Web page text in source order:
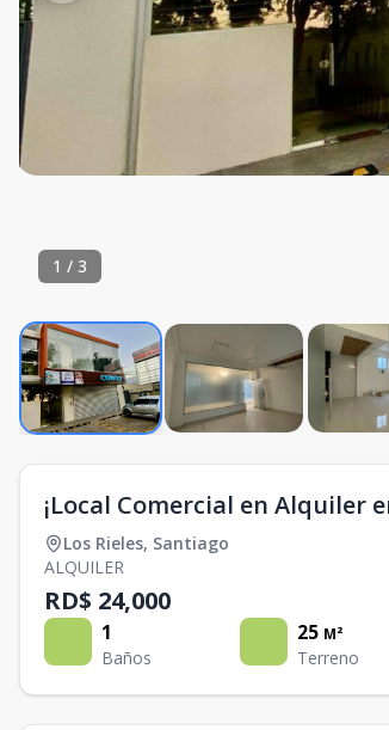
1 / 3
¡Local Comercial en Alquiler
Los Rieles, Santiago
ALQUILER
RD$ 24,000
1
Baños
25 M²
Terreno